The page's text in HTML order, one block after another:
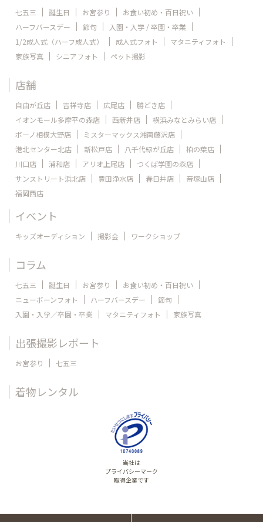
七五三 誕生日 お宮参り
お食い初め・百日祝い
ハーフバースデー
節句
入園・入学 / 卒園・卒業
1/2成人式（ハーフ成人式）
成人式フォト
マタニティフォト
家族写真
シニアフォト ペット撮影
店舗
自由が丘店 吉祥寺店 広尾店
勝どき店
イオンモール多摩平の森店
西新井店
横浜みなとみらい店
ボーノ相模大野店
ミスターマックス湘南藤沢店
港北センター北店
新松戸店 八千代緑が丘店
柏の葉店
川口店
浦和店 アリオ上尾店
つくば学園の森店
サンストリート浜北店
豊田浄水店 春日井店
帝塚山店
福岡西店
イベント
キッズオーディション 撮影会 ワークショップ
コラム
七五三 誕生日 お宮参り
お食い初め・百日祝い
ニューボーンフォト
ハーフバースデー
節句
入園・入学／卒園・卒業
マタニティフォト 家族写真
出張撮影レポート
お宮参り 七五三
着物レンタル
当社は
プライバシーマーク
取得企業です